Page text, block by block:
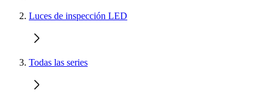
Luces de inspección LED
Todas las series